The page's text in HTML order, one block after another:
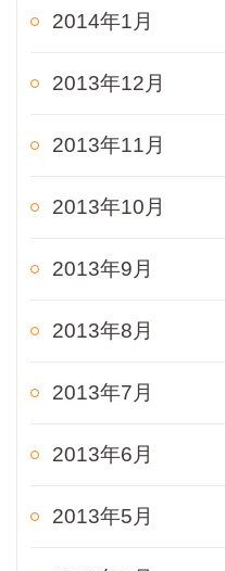
2014年1月
2013年12月
2013年11月
2013年10月
2013年9月
2013年8月
2013年7月
2013年6月
2013年5月